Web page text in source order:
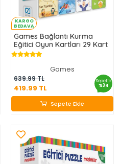
KARGO
BEDAVA
Games Bağlantı Kurma
Eğitici Oyun Kartları 29 Kart
Games
639.99 TL
419.99 TL
Sepette
%34
419.99 TL
Sepete Ekle